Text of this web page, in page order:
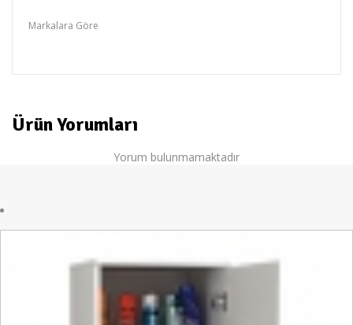
Markalara Göre
Ürün Yorumları
Yorum bulunmamaktadır